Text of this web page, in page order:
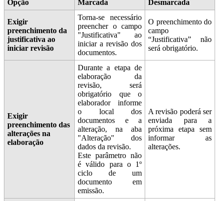
Opção Marcada Desmarcada
Exigir
preenchimento da
justificativa ao
iniciar revisão
Torna-se necessário
preencher o campo
"Justificativa" ao
iniciar a revisão dos
documentos.
O preenchimento do
campo
“Justificativa” não
será obrigatório.
Exigir
preenchimento das
alterações na
elaboração
Durante a etapa de
elaboração da
revisão, será
obrigatório que o
elaborador informe
o local dos
documentos e a
alteração, na aba
"Alteração" dos
dados da revisão.
Este parâmetro não
é válido para o 1º
ciclo de um
documento em
emissão.
A revisão poderá ser
enviada para a
próxima etapa sem
informar as
alterações.